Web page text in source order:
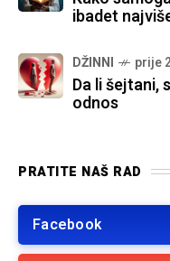
ibadet
DŽINNI prije
Da li šejtani,
odnos
PRATITE NAŠ RAD
Facebook